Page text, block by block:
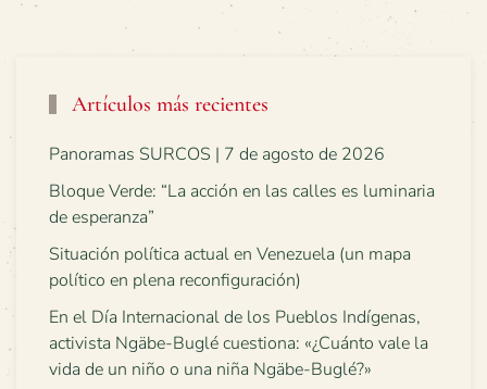
Artículos más recientes
Panoramas SURCOS | 7 de agosto de 2026
Bloque Verde: “La acción en las calles es luminaria
de esperanza”
Situación política actual en Venezuela (un mapa
político en plena reconfiguración)
En el Día Internacional de los Pueblos Indígenas,
activista Ngäbe-Buglé cuestiona: «¿Cuánto vale la
vida de un niño o una niña Ngäbe-Buglé?»